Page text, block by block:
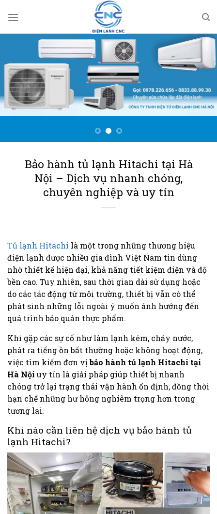
qua
Bảo hành tủ lạnh Hitachi tại Hà
Nội – Dịch vụ nhanh chóng,
chuyên nghiệp và uy tín
Tủ lạnh Hitachi là một trong những thương hiệu
điện lạnh được nhiều gia đình Việt Nam tin dùng
nhờ thiết kế hiện đại, khả năng tiết kiệm điện và độ
bền cao. Tuy nhiên, sau thời gian dài sử dụng hoặc
do các tác động từ môi trường, thiết bị vẫn có thể
phát sinh những lỗi ngoài ý muốn ảnh hưởng đến
quá trình bảo quản thực phẩm.
Khi gặp các sự cố như làm lạnh kém, chảy nước,
phát ra tiếng ồn bất thường hoặc không hoạt động,
việc tìm kiếm đơn vịbảo hành tủ lạnh Hitachi tại
Hà Nội uy tín là giải pháp giúp thiết bị nhanh
chóng trở lại trạng thái vận hành ổn định, đồng thời
hạn chế những hư hỏng nghiêm trọng hơn trong
tương lai.
Khi nào cần liên hệ dịch vụ bảo hành tủ
lạnh Hitachi?